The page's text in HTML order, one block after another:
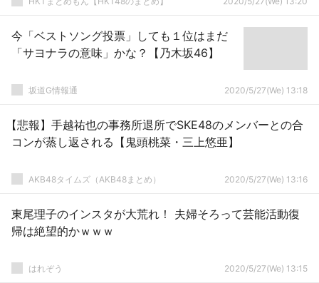
今「ベストソング投票」しても１位はまだ
「サヨナラの意味」かな？【乃木坂46】
坂道G情報通 2020/5/27(We) 13:18
【悲報】手越祐也の事務所退所でSKE48のメンバーとの合
コンが蒸し返される【鬼頭桃菜・三上悠亜】
AKB48タイムズ（AKB48まとめ） 2020/5/27(We) 13:16
東尾理子のインスタが大荒れ！ 夫婦そろって芸能活動復
帰は絶望的かｗｗｗ
はれぞう 2020/5/27(We) 13:15